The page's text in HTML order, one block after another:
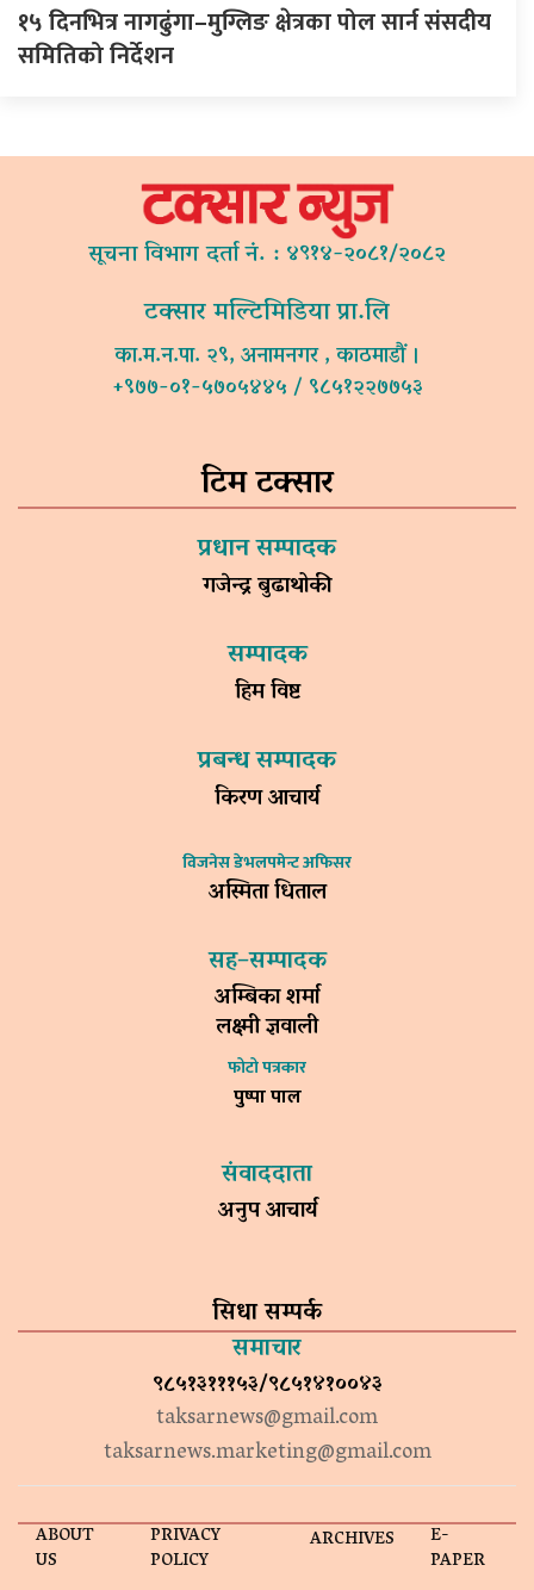
१५ दिनभित्र नागढुंगा–मुग्लिङ क्षेत्रका पोल सार्न संसदीय
समितिको निर्देशन
सूचना विभाग दर्ता नं. : ४९१४-२०८१/२०८२
टक्सार मल्टिमिडिया प्रा.लि
का.म.न.पा. २९, अनामनगर , काठमाडौं ।
+९७७-०१-५७०५४४५ / ९८५१२२७७५३
टिम टक्सार
प्रधान सम्पादक
गजेन्द्र बुढाथोकी
सम्पादक
हिम विष्ट
प्रबन्ध सम्पादक
किरण आचार्य
विजनेस डेभलपमेन्ट अफिसर
अस्मिता धिताल
सह–सम्पादक
अम्बिका शर्मा
लक्ष्मी ज्ञवाली
फोटो पत्रकार
पुष्पा पाल
संवाददाता
अनुप आचार्य
सिधा सम्पर्क
समाचार
९८५१३१११५३/९८५१४१००४३
taksarnews@gmail.com
taksarnews.marketing@gmail.com
ABOUT
US
PRIVACY
POLICY
ARCHIVES E-
PAPER